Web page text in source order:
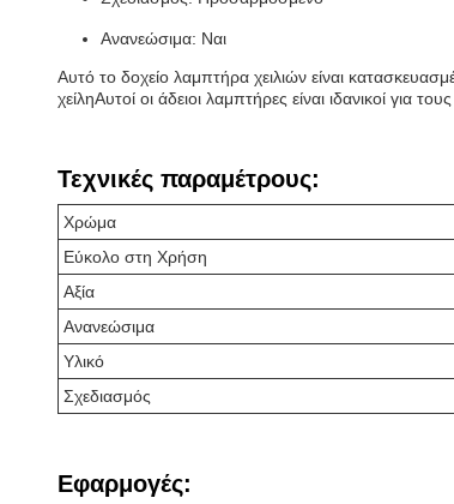
Ανανεώσιμα: Ναι
Αυτό το δοχείο λαμπτήρα χειλιών είναι
χείληΑυτοί οι άδειοι λαμπτήρες είναι ιδανικοί για
Τεχνικές παραμέτρους:
Χρώμα
Εύκολο στη Χρήση
Αξία
Ανανεώσιμα
Υλικό
Σχεδιασμός
Εφαρμογές: